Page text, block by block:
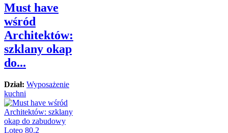
Must have
wśród
Architektów:
szklany okap
do...
Dział: Wyposażenie
kuchni